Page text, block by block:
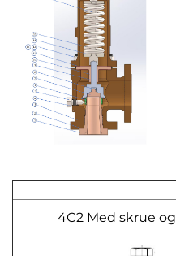
4C2 Med skrue